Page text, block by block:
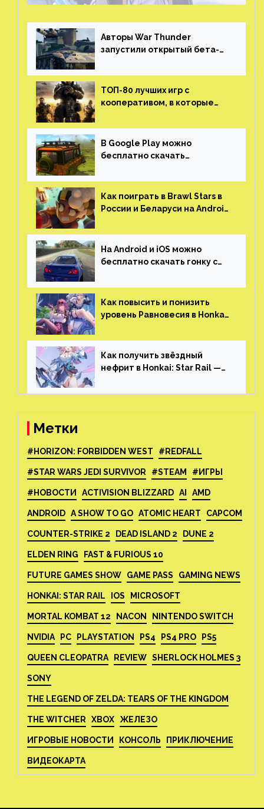
Авторы War Thunder
запустили открытый бета-
трейлер и скриншоты
ТОП-80 лучших игр с
кооперативом, в которые
(никаких MMO)
В Google Play можно
бесплатно скачать
открытым миром, прокачкой,
гонками и тюнингом машины
Как поиграть в Brawl Stars в
России и Беларуси на Android
На Android и iOS можно
бесплатно скачать гонку с
который больше, чем в
Skyrim и GTA: San Andreas
Как повысить и понизить
уровень Равновесия в Honkai:
Как получить звёздный
нефрит в Honkai: Star Rail —
Метки
#HORIZON: FORBIDDEN WEST #REDFALL
#STAR WARS JEDI SURVIVOR #STEAM #ИГРЫ
#НОВОСТИ ACTIVISION BLIZZARD AI AMD
ANDROID A SHOW TO GO ATOMIC HEART CAPCOM
COUNTER-STRIKE 2 DEAD ISLAND 2 DUNE 2
ELDEN RING FAST & FURIOUS 10
FUTURE GAMES SHOW GAME PASS GAMING NEWS
HONKAI: STAR RAIL IOS MICROSOFT
MORTAL KOMBAT 12 NACON NINTENDO SWITCH
NVIDIA PC PLAYSTATION PS4 PS4 PRO PS5
QUEEN CLEOPATRA REVIEW SHERLOCK HOLMES 3
SONY
THE LEGEND OF ZELDA: TEARS OF THE KINGDOM
THE WITCHER XBOX ЖЕЛЕЗО
ИГРОВЫЕ НОВОСТИ КОНСОЛЬ ПРИКЛЮЧЕНИЕ
ВИДЕОКАРТА